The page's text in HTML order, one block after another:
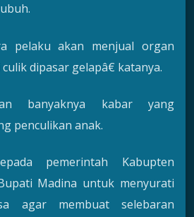
pelaku akan menjual organ
dipasar gelapâ€ katanya.
banyaknya kabar yang
penculikan anak.
pemerintah Kabupten
Madina untuk menyurati
agar membuat selebaran